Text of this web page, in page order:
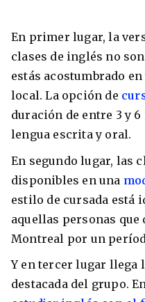
En primer lugar, la
clases de inglés no
estás acostumbrado
local. La opción de
duración de entre 3 y
lengua escrita y oral.
En segundo lugar, las
disponibles en una
estilo de cursada está
aquellas personas
Montreal por un
Y en tercer lugar llega
destacada del grupo.